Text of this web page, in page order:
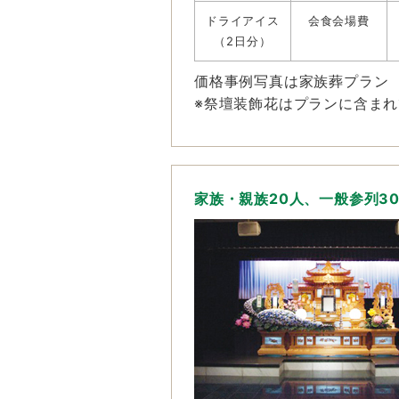
ドライアイス
（2日分）
会食会場費
価格事例写真は家族葬プラン
※祭壇装飾花はプランに含ま
家族・親族20人、一般参列